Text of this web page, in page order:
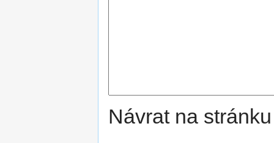
Návrat na stránku